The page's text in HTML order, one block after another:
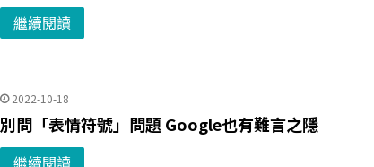
繼續閱讀
2022-10-18
別問「表情符號」問題 Google也有難言之隱
繼續閱讀